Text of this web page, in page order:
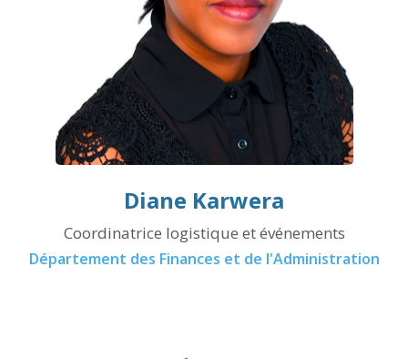
Diane Karwera
Coordinatrice logistique et événements
Département des Finances et de l'Administration